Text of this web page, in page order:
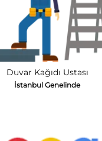
Duvar Kağıdı Ustası
İstanbul Genelinde